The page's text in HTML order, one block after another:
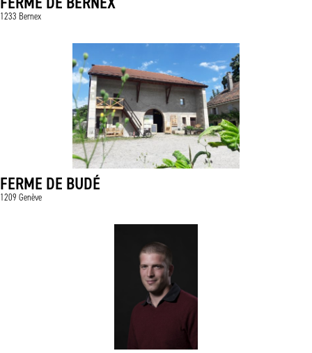
1233 Bernex
FERME DE BUDÉ
1209 Genève